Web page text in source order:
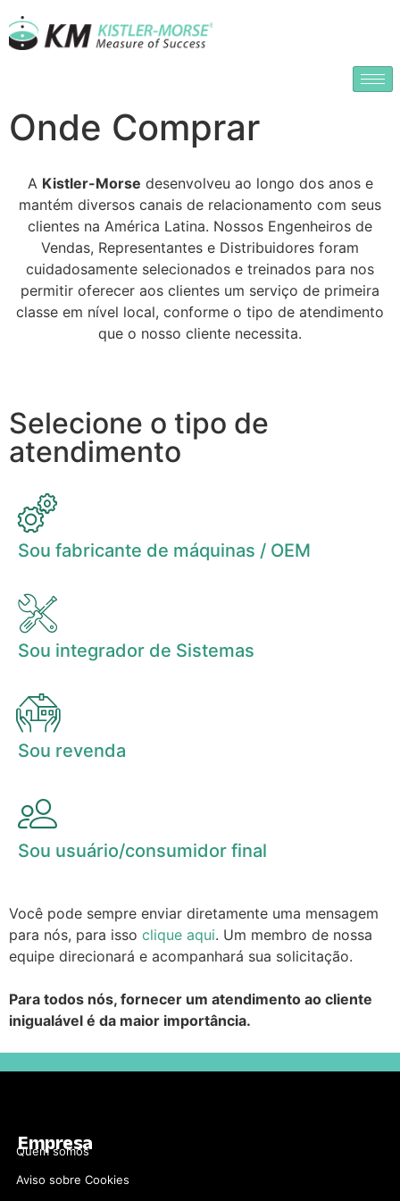
Onde Comprar
A Kistler-Morse desenvolveu ao longo dos anos e
mantém diversos canais de relacionamento com seus
clientes na América Latina. Nossos Engenheiros de
Vendas, Representantes e Distribuidores foram
cuidadosamente selecionados e treinados para nos
permitir oferecer aos clientes um serviço de primeira
classe em nível local, conforme o tipo de atendimento
que o nosso cliente necessita.
Selecione o tipo de
atendimento
Sou fabricante de máquinas / OEM
Sou integrador de Sistemas
Sou revenda
Sou usuário/consumidor final
Você pode sempre enviar diretamente uma mensagem
para nós, para isso clique aqui. Um membro de nossa
equipe direcionará e acompanhará sua solicitação.
Para todos nós, fornecer um atendimento ao cliente
inigualável é da maior importância.
Empresa
Quem somos
Aviso sobre Cookies